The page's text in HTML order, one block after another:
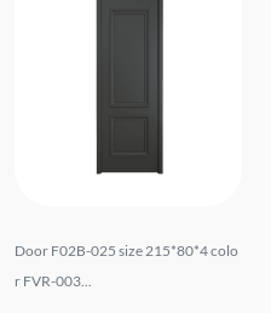
Door F02B-025 size 215*80*4 colo
r FVR-003...